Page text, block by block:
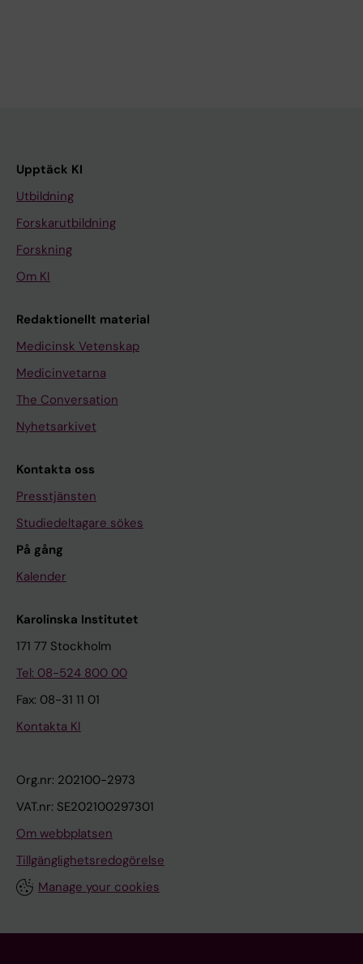
Upptäck KI
Utbildning
Forskarutbildning
Forskning
Om KI
Redaktionellt material
Medicinsk Vetenskap
Medicinvetarna
The Conversation
Nyhetsarkivet
Kontakta oss
Presstjänsten
Studiedeltagare sökes
På gång
Kalender
Karolinska Institutet
171 77 Stockholm
Tel: 08-524 800 00
Fax: 08-31 11 01
Kontakta KI
Org.nr: 202100-2973
VAT.nr: SE202100297301
Om webbplatsen
Tillgänglighetsredogörelse
Manage your cookies